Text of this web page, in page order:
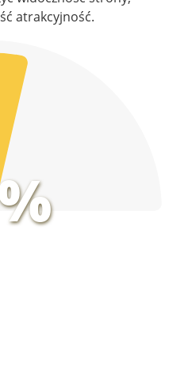
atrakcyjność.